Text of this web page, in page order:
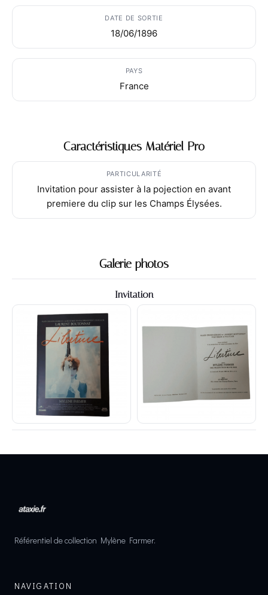
DATE DE SORTIE
18/06/1896
PAYS
France
Caractéristiques Matériel Pro
PARTICULARITÉ
Invitation pour assister à la pojection en avant
premiere du clip sur les Champs Élysées.
Galerie photos
Invitation
Référentiel de collection Mylène Farmer.
NAVIGATION